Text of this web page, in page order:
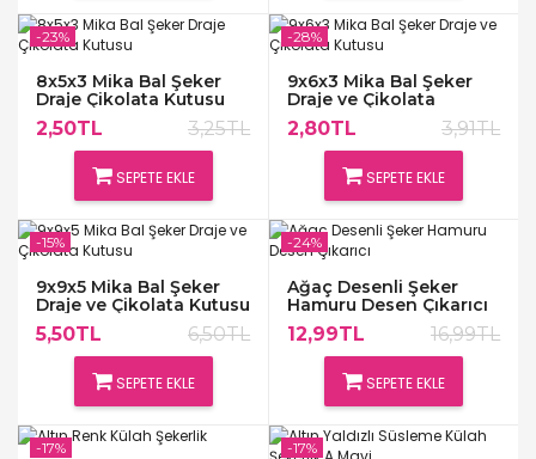
8x5x3 Mika Bal Şeker
Draje Çikolata Kutusu
2,50TL 3,25TL
SEPETE EKLE
-23%
9x6x3 Mika Bal Şeker
Draje ve Çikolata
Kutusu
2,80TL 3,91TL
SEPETE EKLE
-28%
9x9x5 Mika Bal Şeker
Draje ve Çikolata Kutusu
5,50TL 6,50TL
SEPETE EKLE
-15%
Ağaç Desenli Şeker
Hamuru Desen Çıkarıcı
12,99TL 16,99TL
SEPETE EKLE
-24%
-17% -17%